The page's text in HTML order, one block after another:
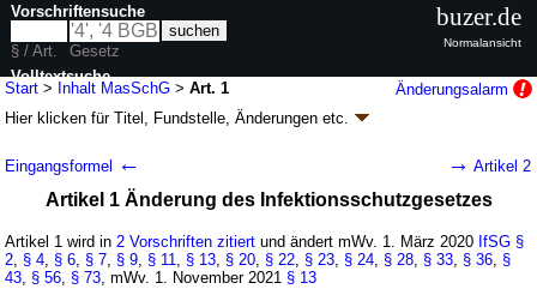
Start > Inhalt MasSchG >Art. 1
Änderungsalarm
Hier klicken fürTitel, Fundstelle, Änderungen etc.
(MasSchGk.a.Abk.
G. v. 10.02.2020BGBl. I S. 148(Nr. 6); Geltung ab 01.03.2020, abweichend
8 Änderungen | Drucksachen / Entwurf / Begründung
|
wird in 6 Vorschriften zitiert
Eingangsformel ← → Artikel 2
Artikel 1 Änderung des Infektionsschutzgesetzes
Artikel 1 wird in 2 Vorschriften zitiert und ändert mWv. 1. März 2020 IfSG §
2 § 4 § 6 § 7 § 9 § 11 § 13 § 20 § 22 § 23 § 24 § 28 § 33 § 36 §
43 § 56 § 73 , mWv. 1. November 2021 § 13
Vorschriftensuche
§ / Art.
Gesetz
Volltextsuche
nur in MasSchG
buzer.de
Normalansicht